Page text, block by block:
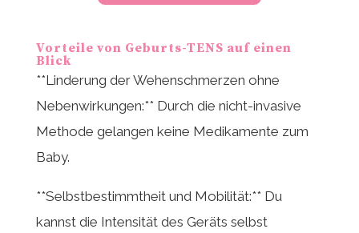
Vorteile von Geburts-TENS auf einen
Blick
**Linderung der Wehenschmerzen ohne
Nebenwirkungen:** Durch die nicht-invasive
Methode gelangen keine Medikamente zum
Baby.
**Selbstbestimmtheit und Mobilität:** Du
kannst die Intensität des Geräts selbst